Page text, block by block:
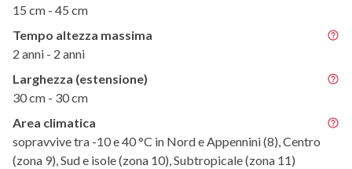
15 cm - 45 cm
Tempo altezza massima
2 anni - 2 anni
Larghezza (estensione)
30 cm - 30 cm
Area climatica
sopravvive tra -10 e 40 °C in Nord e Appennini (8), Centro
(zona 9), Sud e isole (zona 10), Subtropicale (zona 11)